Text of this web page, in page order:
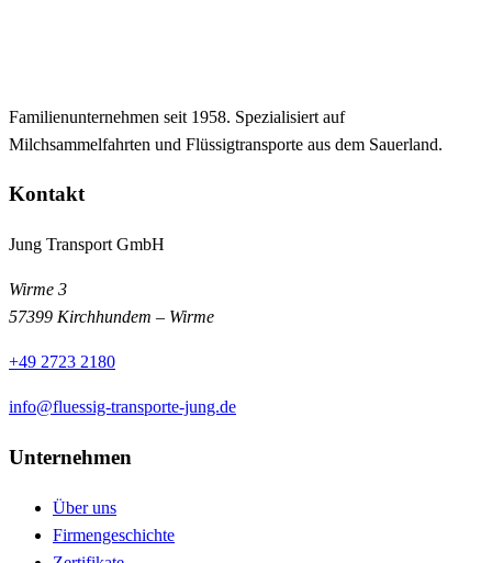
Familienunternehmen seit 1958. Spezialisiert auf
Milchsammelfahrten und Flüssigtransporte aus dem Sauerland.
Kontakt
Jung Transport GmbH
Wirme 3
57399 Kirchhundem – Wirme
+49 2723 2180
info@fluessig-transporte-jung.de
Unternehmen
Über uns
Firmengeschichte